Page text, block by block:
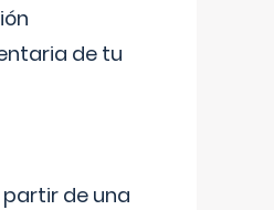
de tu
de una